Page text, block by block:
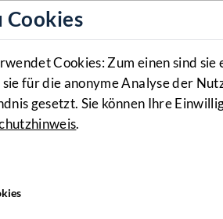
Cookies
Cookies: Zum einen sind
für die anonyme Analyse der
gesetzt. Sie können Ihre
.
gem. § 21 (2)